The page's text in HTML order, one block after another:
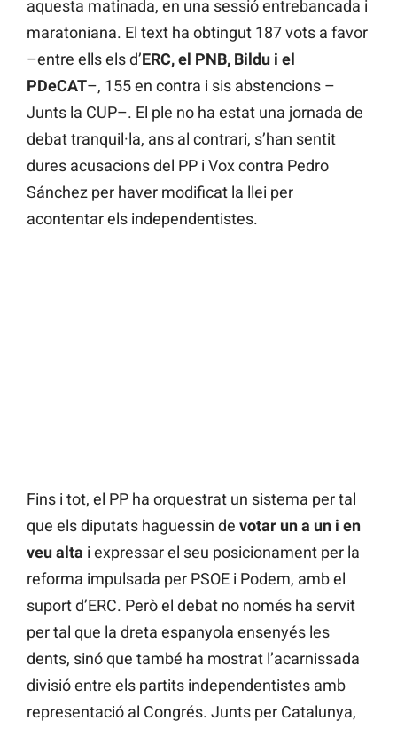
aquesta matinada, en una sessió entrebancada i
maratoniana. El text ha obtingut 187 vots a favor
–entre ells els d’ERC, el PNB, Bildu i el
PDeCAT–, 155 en contra i sis abstencions –
Junts la CUP–. El ple no ha estat una jornada de
debat tranquil·la, ans al contrari, s’han sentit
dures acusacions del PP i Vox contra Pedro
Sánchez per haver modificat la llei per
acontentar els independentistes.
Fins i tot, el PP ha orquestrat un sistema per tal
que els diputats haguessin de votar un a un i en
veu alta i expressar el seu posicionament per la
reforma impulsada per PSOE i Podem, amb el
suport d’ERC. Però el debat no només ha servit
per tal que la dreta espanyola ensenyés les
dents, sinó que també ha mostrat l’acarnissada
divisió entre els partits independentistes amb
representació al Congrés. Junts per Catalunya,